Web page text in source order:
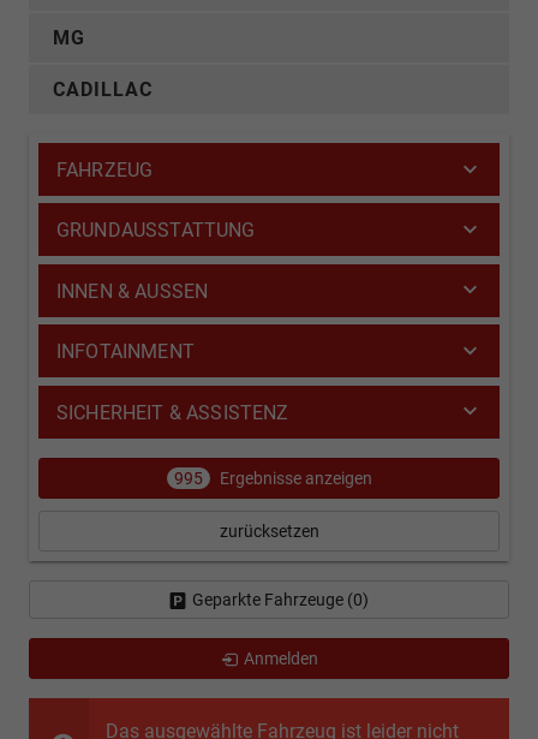
Das ausgewählte Fahrzeug ist leider nicht
MG
CADILLAC
FAHRZEUG
GRUNDAUSSTATTUNG
INNEN & AUSSEN
INFOTAINMENT
SICHERHEIT & ASSISTENZ
995 Ergebnisse anzeigen
zurücksetzen
Geparkte Fahrzeuge (0)
Anmelden